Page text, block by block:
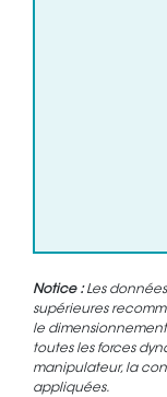
Notice :Les
supérieures
le
toutes les forces
manipulateur, la
appliquées.